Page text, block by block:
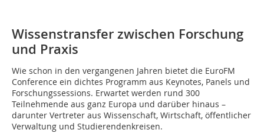
Wissenstransfer zwischen ­Forschung
und Praxis
Wie schon in den vergangenen Jahren bietet die EuroFM
Conference ein dichtes Programm aus Keynotes, Panels und
Forschungssessions. Erwartet werden rund 300
Teilnehmende aus ganz Europa und darüber hinaus –
darunter Vertreter aus Wissenschaft, Wirtschaft, öffentlicher
Verwaltung und Studierendenkreisen.